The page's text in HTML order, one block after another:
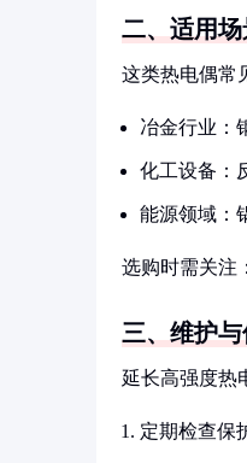
二、适用
这类热电偶常
冶金行业：
化工设备：
能源领域：
选购时需关注
三、维护
延长高强度热
定期检查保